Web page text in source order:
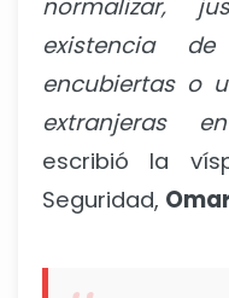
normalizar,
existencia
encubiertas o
extranjeras
escribió la
Seguridad,